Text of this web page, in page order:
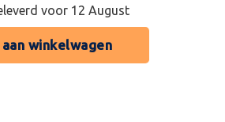
voor 12 August
winkelwagen